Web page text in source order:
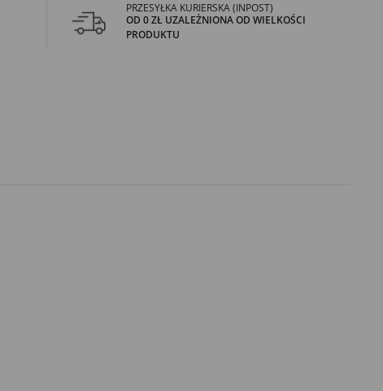
PRZESYŁKA KURIERSKA (INPOST)
OD 0 ZŁ UZALEŻNIONA OD WIELKOŚCI
PRODUKTU